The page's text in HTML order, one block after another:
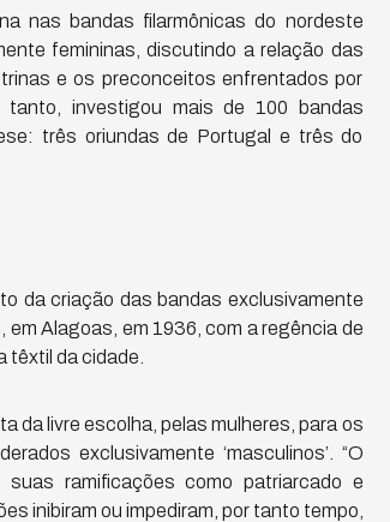
nas bandas filarmônicas do nordeste
femininas, discutindo a relação das
e os preconceitos enfrentados por
investigou mais de 100 bandas
três oriundas de Portugal e três do
da criação das bandas exclusivamente
em Alagoas, em 1936, com a regência de
da cidade.
da livre escolha, pelas mulheres, para os
exclusivamente ‘masculinos’. “O
ramificações como patriarcado e
inibiram ou impediram, por tanto tempo,